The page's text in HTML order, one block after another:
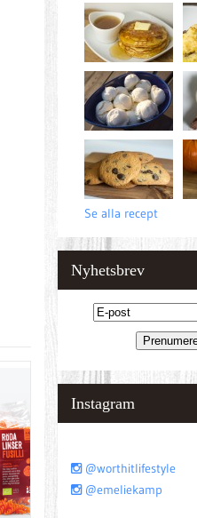
Se alla recept
Nyhetsbrev
Instagram
@worthitlifestyle
@emeliekamp